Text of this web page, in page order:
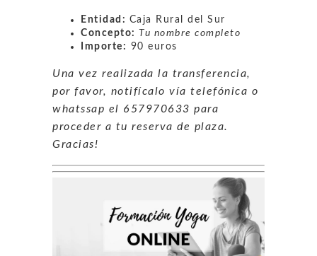
Entidad: Caja Rural del Sur
Concepto:
Tu nombre completo
Importe: 90 euros
Una vez realizada la transferencia,
por favor, notifícalo vía telefónica o
whatssap el 657970633 para
proceder a tu reserva de plaza.
Gracias!